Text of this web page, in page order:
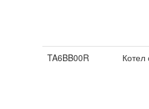
TA6BB00R